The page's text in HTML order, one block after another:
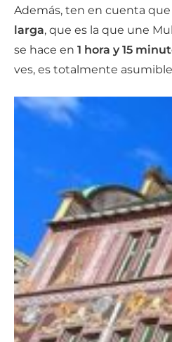
Además, ten en cuenta que
larga, que es la que une
se hace en 1 hora y 15
ves, es totalmente